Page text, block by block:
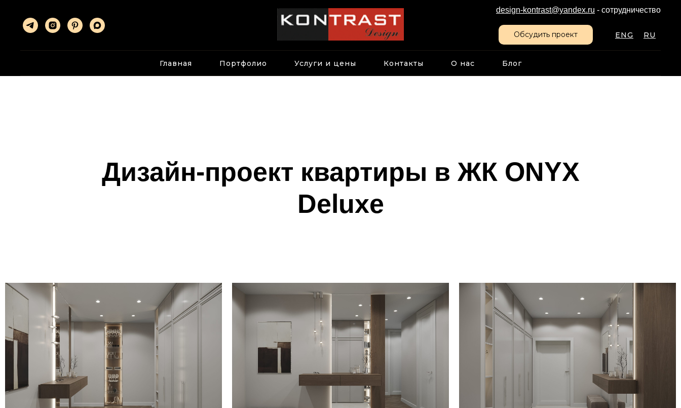
design-kontrast@yandex.ru - сотрудничество
Обсудить проект ENG RU
Главная Портфолио Услуги и цены Контакты О нас Блог
Дизайн-проект квартиры в ЖК ONYX
Deluxe